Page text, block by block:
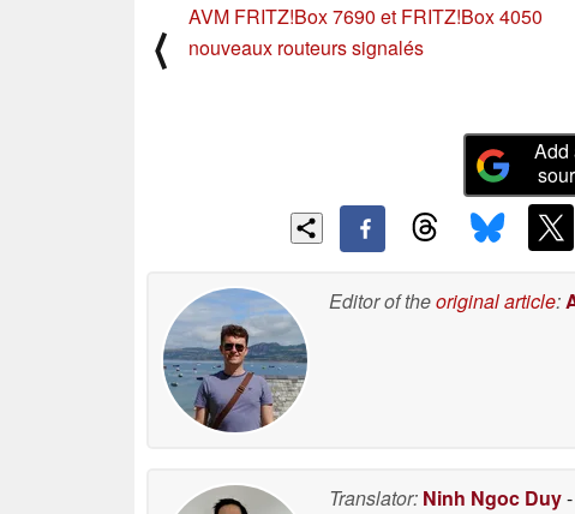
⟨
AVM FRITZ!Box 7690 et FRITZ!Box 4050
nouveaux routeurs signalés
Add
Editor of theoriginal article:
Translator: Ninh Ngoc Duy